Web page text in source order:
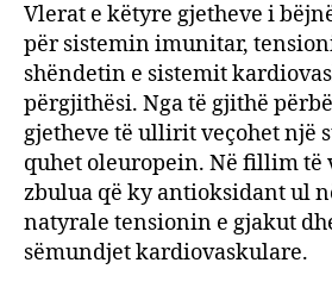
Vlerat e këtyre gjetheve i
për sistemin imunitar,
shëndetin e sistemit
përgjithësi. Nga të gjithë
gjetheve të ullirit veçohet një
quhet oleuropein. Në fillim të
zbulua që ky antioksidant ul
natyrale tensionin e gjakut
sëmundjet kardiovaskulare.